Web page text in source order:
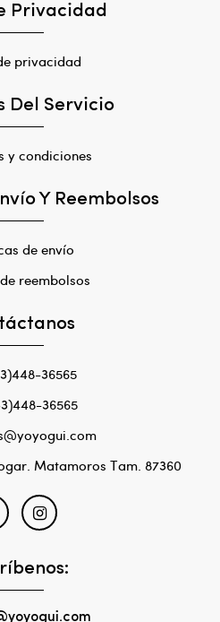
Privacidad
privacidad
Del Servicio
y condiciones
Y Reembolsos
de envío
reembolsos
36565
36565
Matamoros Tam. 87360